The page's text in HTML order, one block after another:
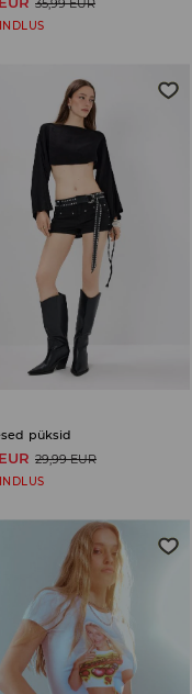
35,99 EUR
püksid
29,99 EUR